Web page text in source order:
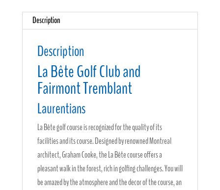
c
e
b
o
o
k
a
i
l
s
e
n
g
e
r
a
e
Description
Description
La Bête Golf Club and
Fairmont Tremblant
Laurentians
La Bête golf course is recognized for the quality of its
facilities and its course. Designed by renowned Montreal
architect, Graham Cooke, the La Bête course offers a
pleasant walk in the forest, rich in golfing challenges. You will
be amazed by the atmosphere and the decor of the course, an